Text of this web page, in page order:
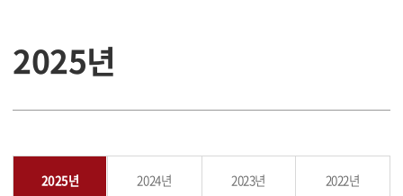
2025년
2025년 2024년 2023년 2022년